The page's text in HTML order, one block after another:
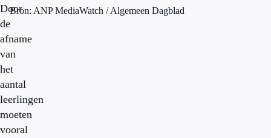
Door
de
afname
van
het
aantal
leerlingen
moeten
vooral
Bron: ANP MediaWatch / Algemeen Dagblad